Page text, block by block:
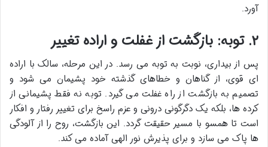
آورد.
۲. توبه: بازگشت از غفلت و اراده تغییر
پس از بیداری، نوبت به توبه می رسد. در این مرحله، سالک با اراده
ای قوی، از گناهان و خطاهای گذشته خود پشیمان می شود و
تصمیم به بازگشت از راه غفلت می گیرد. توبه نه فقط پشیمانی از
کرده ها، بلکه یک دگرگونی درونی و عزم راسخ برای تغییر رفتار و افکار
است تا همسو با مسیر حقیقت گردد. این بازگشت، روح را از آلودگی
ها پاک می سازد و برای پذیرش نور الهی آماده می کند.